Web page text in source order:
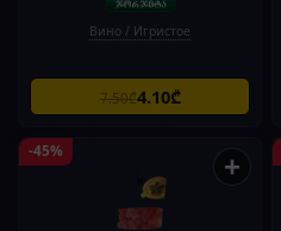
Вино / Игристое
7.50₾4.10₾
-45% +